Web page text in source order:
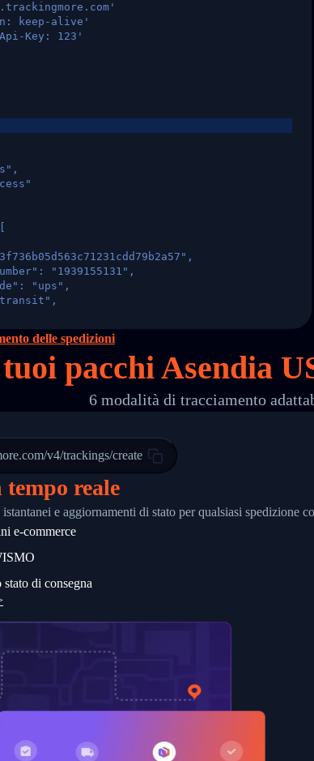
keep-alive'
Key: 123'
"1939155131",
"ups",
2,
"Departed Facility in HONG KONG-HONG KONG,
03-06 15:28:00",
"Shipment picked up",
"BEIJING-CHINA,PEOPLES REPUBLIC"
delle spedizioni
pacchi Asendia
6 modalità di tracciamento
v4/trackings/create
reale
e aggiornamenti di stato per qualsiasi spedizione
e‑commerce
di consegna